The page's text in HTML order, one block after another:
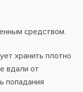
средством.
хранить плотно
вдали от
попадания